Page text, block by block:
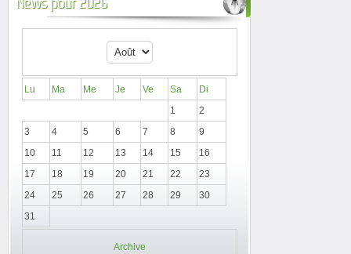
Lu Ma Me Je Ve Sa
Di
1
2
3
4 5 6 7 8
9
10
11 12 13 14 15
16
17
18 19 20 21 22
23
24
25 26 27 28 29
30
31
Archive